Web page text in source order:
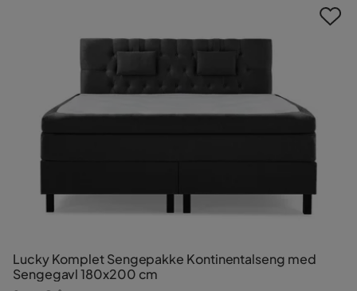
Lucky Komplet Sengepakke Kontinentalseng med
Sengegavl 180x200 cm